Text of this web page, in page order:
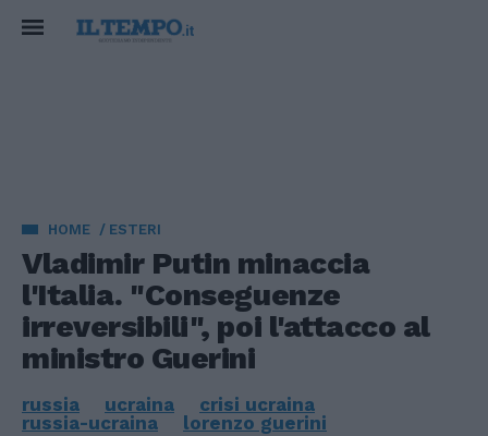
HOME ESTERI
Vladimir Putin minaccia
l'Italia. "Conseguenze
irreversibili", poi l'attacco al
ministro Guerini
russia ucraina
crisi ucraina
russia-ucraina
lorenzo guerini